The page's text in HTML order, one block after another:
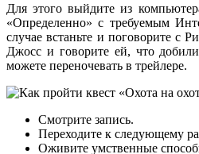
Для этого выйдите из
«Определенно» с требуемым
случае встаньте и поговорите с
Джосс и говорите ей, что
можете переночевать в трейлере.
Смотрите запись.
Переходите к следующему
Оживите умственные